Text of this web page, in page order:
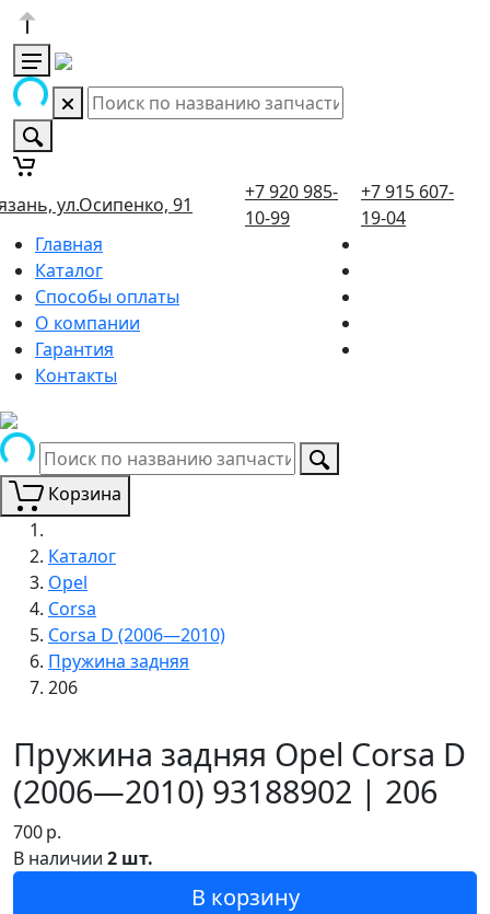
ул.Осипенко, 91
+7 920 985-
10-99
+7 915 607-
19-04
Главная
Каталог
Способы оплаты
О компании
Гарантия
Контакты
Корзина
Каталог
Opel
Corsa
Corsa D (2006—2010)
Пружина задняя
206
Пружина задняя Opel Corsa D
(2006—2010) 93188902 | 206
700р.
В наличии 2 шт.
В корзину